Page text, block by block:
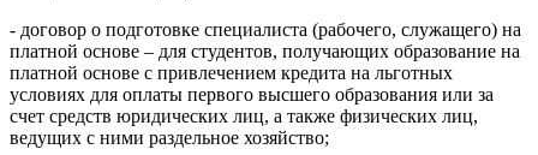
- договор о подготовке специалиста (рабочего, служащего) на
платной основе – для студентов, получающих образование на
платной основе с привлечением кредита на льготных
условиях для оплаты первого высшего образования или за
счет средств юридических лиц, а также физических лиц,
ведущих с ними раздельное хозяйство;